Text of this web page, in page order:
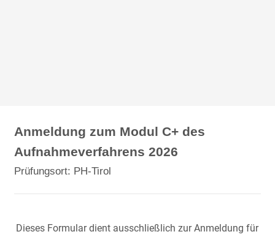
Anmeldung zum Modul C+ des
Aufnahmeverfahrens 2026
Prüfungsort: PH-Tirol
Dieses Formular dient ausschließlich zur Anmeldung für